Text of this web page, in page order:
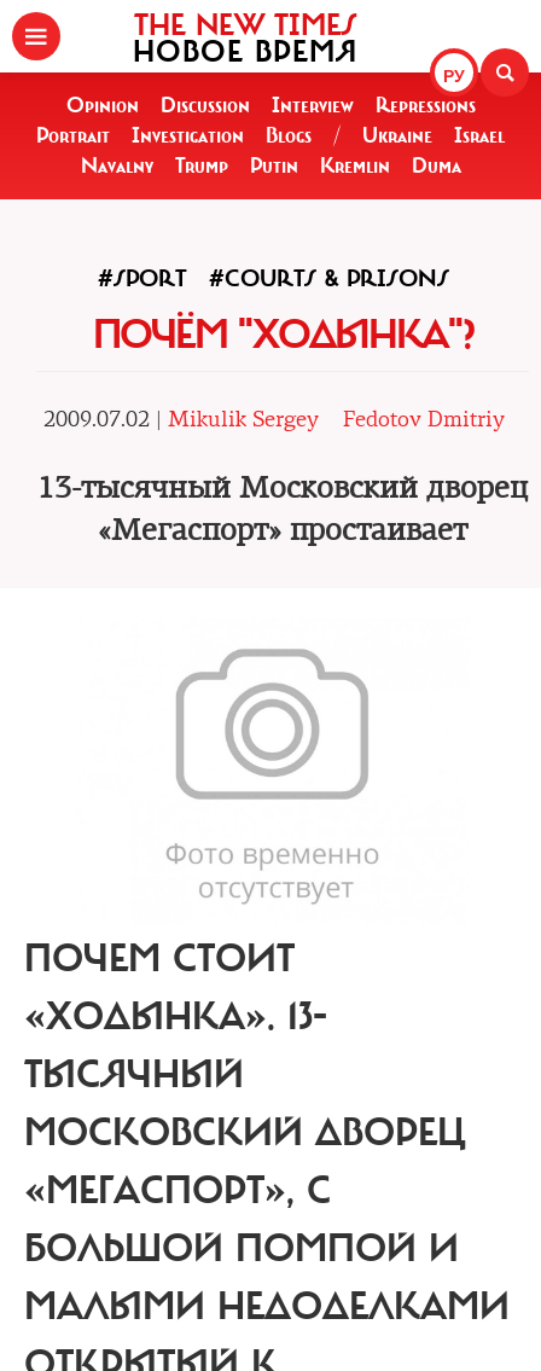
РУ
THE NEW TIMES
НОВОЕ ВРЕМЯ
Opinion Discussion Interview
Repressions
Portrait
Investigation Blogs / Ukraine
Israel
Navalny
Trump Putin Kremlin Duma
#SPORT #COURTS & PRISONS
ПОЧЁМ "ХОДЫНКА"?
2009.07.02 | Mikulik Sergey Fedotov Dmitriy
13-тысячный Московский дворец
«Мегаспорт» простаивает
ПОЧЕМ СТОИТ
«ХОДЫНКА». 13-
ТЫСЯЧНЫЙ
МОСКОВСКИЙ ДВОРЕЦ
«МЕГАСПОРТ», С
БОЛЬШОЙ ПОМПОЙ И
МАЛЫМИ НЕДОДЕЛКАМИ